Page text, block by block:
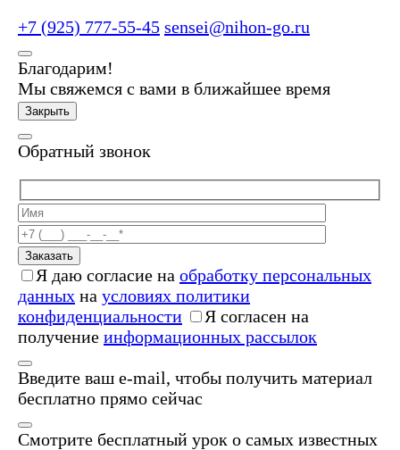
+7 (925) 777-55-45 sensei@nihon-go.ru
Благодарим!
Мы свяжемся с вами в ближайшее время
Закрыть
Обратный звонок
Заказать
Я даю согласие на обработку персональных
данных на условиях политики
конфиденциальности
Я согласен на
получение информационных рассылок
Введите ваш e-mail, чтобы получить материал
бесплатно прямо сейчас
Смотрите бесплатный урок о самых известных